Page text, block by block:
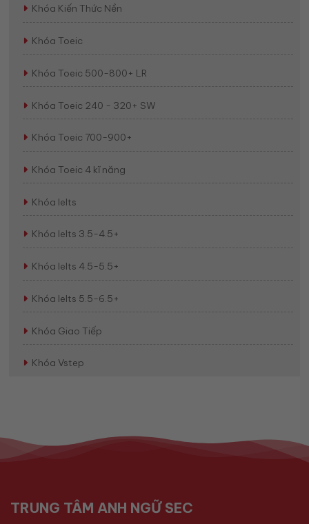
Khóa Kiến Thức Nền
Khóa Toeic
Khóa Toeic 500-800+ LR
Khóa Toeic 240 - 320+ SW
Khóa Toeic 700-900+
Khóa Toeic 4 kĩ năng
Khóa Ielts
Khóa Ielts 3.5-4.5+
Khóa Ielts 4.5-5.5+
Khóa Ielts 5.5-6.5+
Khóa Giao Tiếp
Khóa Vstep
TRUNG TÂM ANH NGỮ SEC